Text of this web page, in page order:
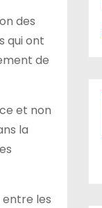
des
qui ont
de
et non
la
entre les